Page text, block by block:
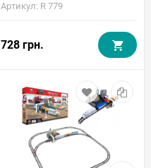
батарейки, світло)
Артикул: R 779
728 грн.